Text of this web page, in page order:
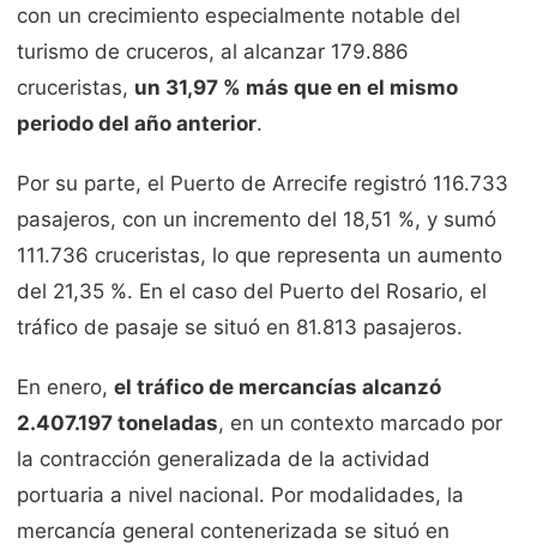
con un crecimiento especialmente notable del
turismo de cruceros, al alcanzar 179.886
cruceristas, un 31,97 % más que en el mismo
periodo del año anterior.
Por su parte, el Puerto de Arrecife registró 116.733
pasajeros, con un incremento del 18,51 %, y sumó
111.736 cruceristas, lo que representa un aumento
del 21,35 %. En el caso del Puerto del Rosario, el
tráfico de pasaje se situó en 81.813 pasajeros.
En enero, el tráfico de mercancías alcanzó
2.407.197 toneladas, en un contexto marcado por
la contracción generalizada de la actividad
portuaria a nivel nacional. Por modalidades, la
mercancía general contenerizada se situó en